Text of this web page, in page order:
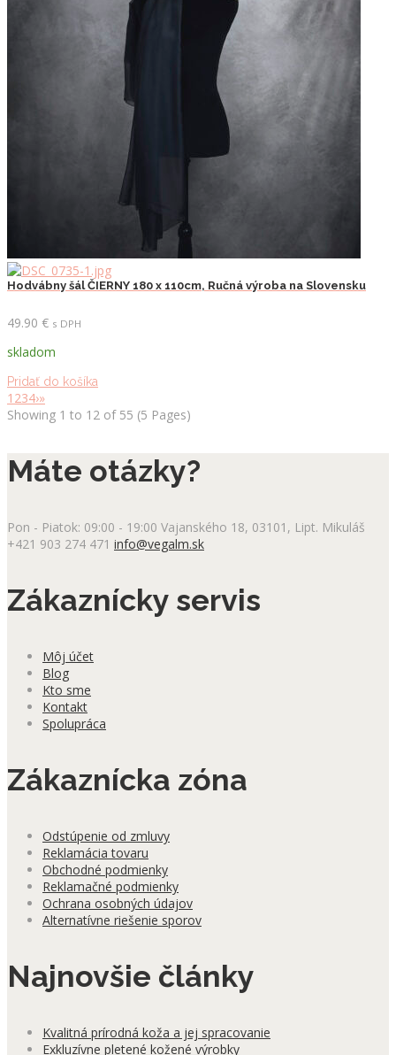
Hodvábny šál ČIERNY 180 x 110cm, Ručná výroba na Slovensku
49.90 € s DPH
skladom
Pridať do košíka
1 234›»
Showing 1 to 12 of 55 (5 Pages)
Máte otázky?
Pon - Piatok: 09:00 - 19:00 Vajanského 18, 03101, Lipt. Mikuláš
+421 903 274 471 info@vegalm.sk
Zákaznícky servis
Môj účet
Blog
Kto sme
Kontakt
Spolupráca
Zákaznícka zóna
Odstúpenie od zmluvy
Reklamácia tovaru
Obchodné podmienky
Reklamačné podmienky
Ochrana osobných údajov
Alternatívne riešenie sporov
Najnovšie články
Kvalitná prírodná koža a jej spracovanie
Exkluzívne pletené kožené výrobky